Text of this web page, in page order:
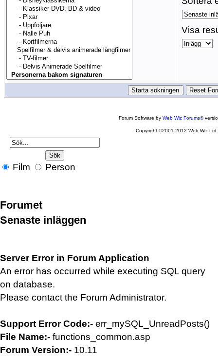
Visa
Forum Software byWeb Wiz Forums®
Copyright ©2001-2012 Web Wiz Ltd.
Film Person
Forumet
Senaste inläggen
Server Error in Forum Application
An error has occurred while executing SQL query
on database.
Please contact the Forum Administrator.
Support Error Code:- err_mySQL_UnreadPosts()
File Name:- functions_common.asp
Forum Version:- 10.11